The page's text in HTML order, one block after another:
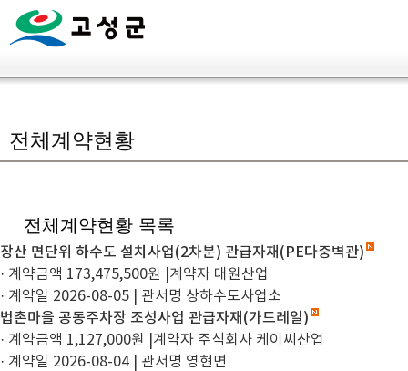
전체계약현황
전체계약현황 목록
장산 면단위 하수도 설치사업(2차분) 관급자재(PE다중벽관)
· 계약금액 173,475,500원
계약자 대원산업
· 계약일 2026-08-05
관서명 상하수도사업소
법촌마을 공동주차장 조성사업 관급자재(가드레일)
· 계약금액 1,127,000원
계약자 주식회사 케이씨산업
· 계약일 2026-08-04
관서명 영현면